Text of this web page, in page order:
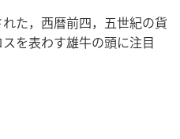
た，西暦前四，五世紀の貨
を表わす雄牛の頭に注目